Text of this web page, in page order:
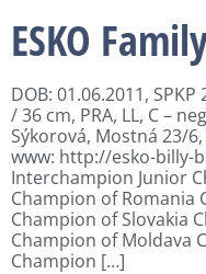
ESKO
DOB: 01.06.2011,
/ 36 cm, PRA, LL, C –
Sýkorová, Mostná 23/
www: http://esko-billy-
Interchampion Junior
Champion of Romania
Champion of Slovakia
Champion of Moldava
Champion […]